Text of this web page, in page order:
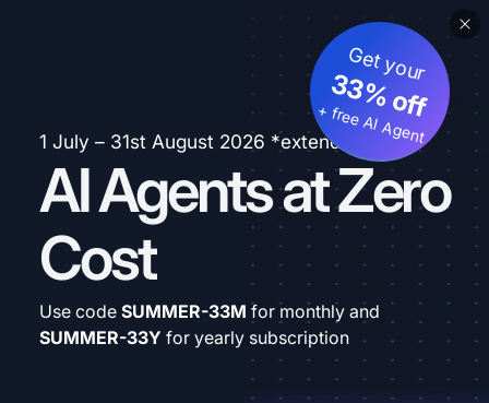
1 July – 31st August 2026 *extended
AI Agents at Zero
Cost
Get your
33% off
+ free AI Agent
Use code SUMMER-33M for monthly and
SUMMER-33Y for yearly subscription